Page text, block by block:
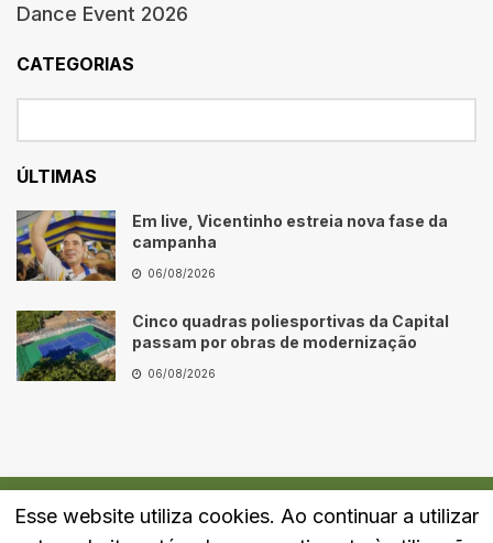
Dance Event 2026
CATEGORIAS
ÚLTIMAS
Em live, Vicentinho estreia nova fase da
campanha
06/08/2026
Cinco quadras poliesportivas da Capital
passam por obras de modernização
06/08/2026
Quem Somos Fale Conosco Política de Privacidade
Esse website utiliza cookies. Ao continuar a utilizar